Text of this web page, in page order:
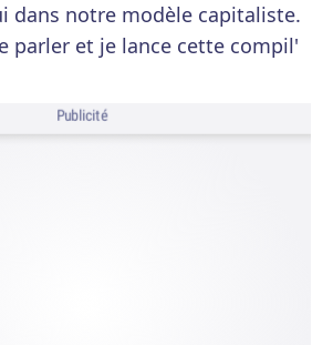
dans notre modèle capitaliste.
parler et je lance cette compil'
Publicité